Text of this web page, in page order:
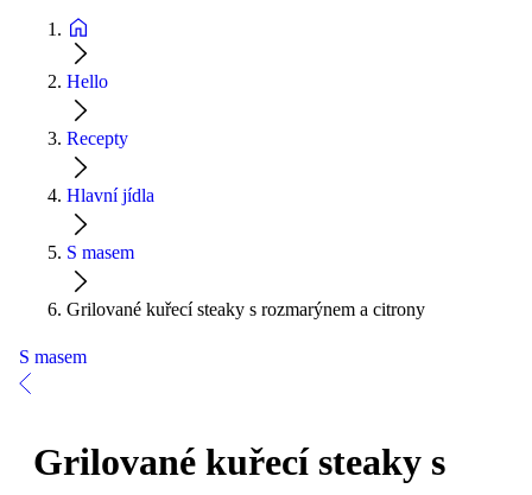
Hello
Recepty
Hlavní jídla
S masem
Grilované kuřecí steaky s rozmarýnem a citrony
S masem
Grilované kuřecí steaky s